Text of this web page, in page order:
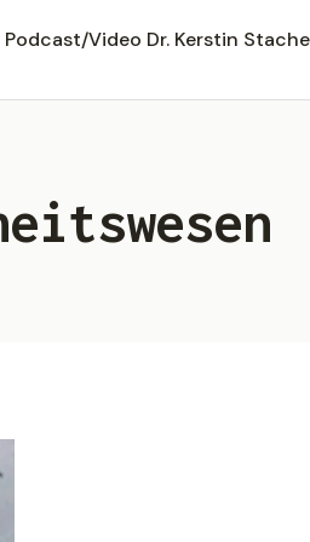
Podcast/Video Dr. Kerstin